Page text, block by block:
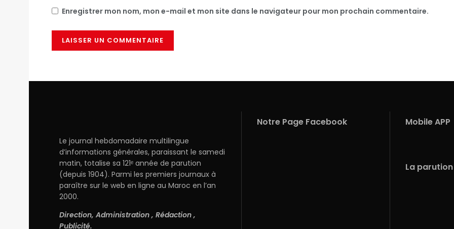
Enregistrer mon nom, mon e-mail et mon site dans le navigateur pour mon prochain commentaire.
Le journal hebdomadaire multilingue
d’informations générales, paraissant le samedi
matin, totalise sa 121ᵉ année de parution
(depuis 1904). Parmi les premiers journaux à
paraître sur le web en ligne au Maroc en l’an
2000.
Direction, Administration , Rédaction ,
Publicité.
Notre Page Facebook Mobile APP
La parution